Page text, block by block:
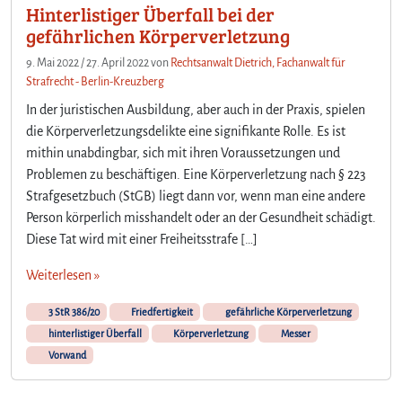
Hinterlistiger Überfall bei der
gefährlichen Körperverletzung
9. Mai 2022 /27. April 2022von Rechtsanwalt Dietrich, Fachanwalt für
Strafrecht - Berlin-Kreuzberg
In der juristischen Ausbildung, aber auch in der Praxis, spielen
die Körperverletzungsdelikte eine signifikante Rolle. Es ist
mithin unabdingbar, sich mit ihren Voraussetzungen und
Problemen zu beschäftigen. Eine Körperverletzung nach § 223
Strafgesetzbuch (StGB) liegt dann vor, wenn man eine andere
Person körperlich misshandelt oder an der Gesundheit schädigt.
Diese Tat wird mit einer Freiheitsstrafe […]
Weiterlesen »
3 StR 386/20 Friedfertigkeit
gefährliche Körperverletzung
hinterlistiger Überfall
Körperverletzung
Messer
Vorwand